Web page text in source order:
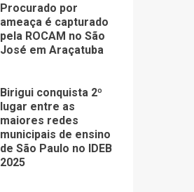
Procurado por
ameaça é capturado
pela ROCAM no São
José em Araçatuba
Birigui conquista 2º
lugar entre as
maiores redes
municipais de ensino
de São Paulo no IDEB
2025